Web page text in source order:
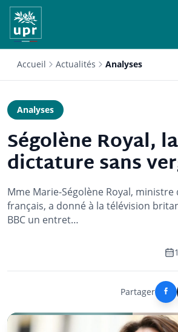
Accueil Actualités Analyses
Analyses
Ségolène Royal, la
dictature sans
Mme Marie-Ségolène Royal,
français, a donné à la télévision
BBC un entret…
Partager